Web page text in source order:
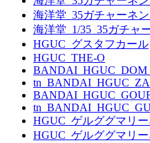
海洋堂_35ガチャーネ
海洋堂_1/35_35ガチャ
HGUC_グスタフカール
HGUC_THE-O
HGUC_ゲルググマリー
HGUC_ゲルググマリ